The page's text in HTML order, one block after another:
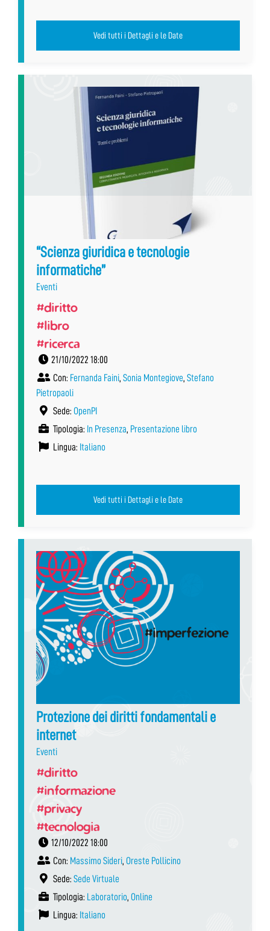
Vedi tutti i Dettagli e le Date
“Scienza giuridica e tecnologie
informatiche”
Eventi
#diritto
#libro
#ricerca
21/10/2022 18:00
Con: Fernanda Faini, Sonia Montegiove, Stefano
Pietropaoli
Sede: OpenPI
Tipologia: In Presenza, Presentazione libro
Lingua: Italiano
Vedi tutti i Dettagli e le Date
Protezione dei diritti fondamentali e
internet
Eventi
#diritto
#informazione
#privacy
#tecnologia
12/10/2022 18:00
Con: Massimo Sideri, Oreste Pollicino
Sede: Sede Virtuale
Tipologia: Laboratorio, Online
Lingua: Italiano